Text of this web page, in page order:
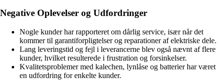
Negative Oplevelser og Udfordringer
Nogle kunder har rapporteret om dårlig service, især når det
kommer til garantiforpligtelser og reparationer af elektriske dele.
Lang leveringstid og fejl i leverancerne blev også nævnt af flere
kunder, hvilket resulterede i frustration og forsinkelser.
Kvalitetsproblemer med kalechen, lynlåse og batterier har været
en udfordring for enkelte kunder.